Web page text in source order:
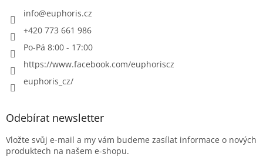
info@euphoris.cz
+420 773 661 986
Po-Pá 8:00 - 17:00
https://www.facebook.com/euphoriscz
euphoris_cz/
Odebírat newsletter
Vložte svůj e-mail a my vám budeme zasílat informace o nových
produktech na našem e-shopu.